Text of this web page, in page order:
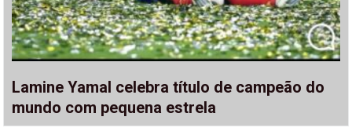
Lamine Yamal celebra título de campeão do
mundo com pequena estrela